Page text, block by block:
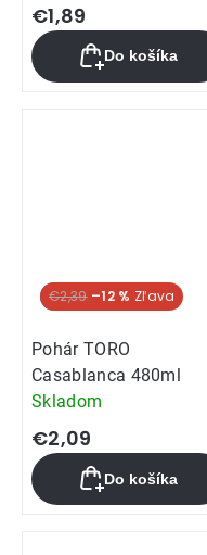
€1,89
Do košíka
Novinka
€2,39 –12 %
Pohár TORO
Casablanca 480ml
Skladom
€2,09
Do košíka